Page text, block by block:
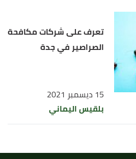
تعرف على شركات مكافحة
الصراصير في جدة
15 ديسمبر 2021
بلقيس اليماني